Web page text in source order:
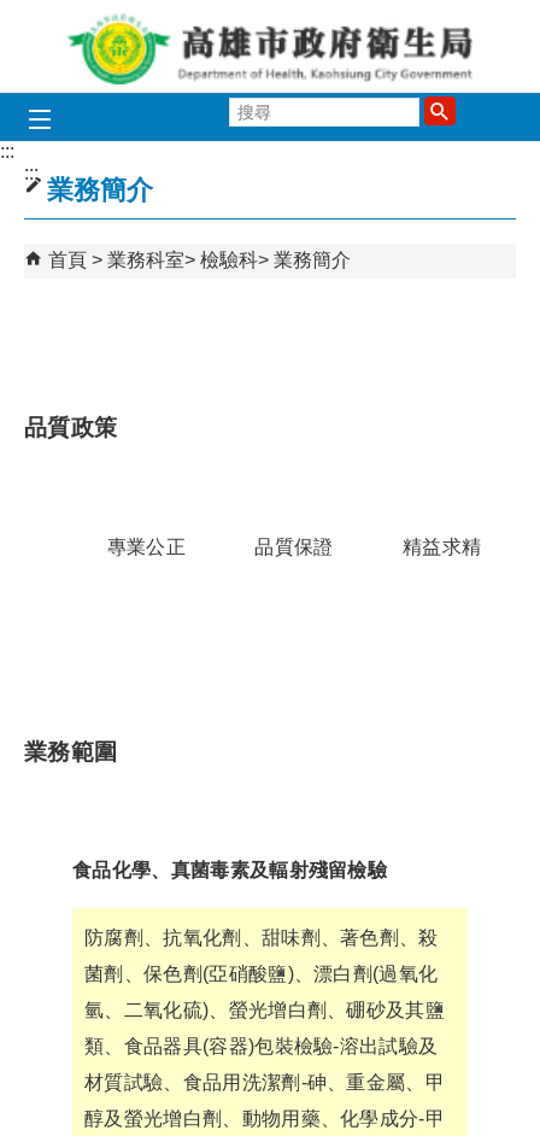
跳到主要內容區塊
尋
:::
:::
業務簡介
首頁 業務科室 檢驗科 業務簡介
品質政策
專業公正 品質保證 精益求精
業務範圍
食品化學、真菌毒素及輻射殘留檢驗
防腐劑、抗氧化劑、甜味劑、著色劑、殺
菌劑、保色劑(亞硝酸鹽)、漂白劑(過氧化
氫、二氧化硫)、螢光增白劑、硼砂及其鹽
類、食品器具(容器)包裝檢驗-溶出試驗及
材質試驗、食品用洗潔劑-砷、重金屬、甲
醇及螢光增白劑、動物用藥、化學成分-甲